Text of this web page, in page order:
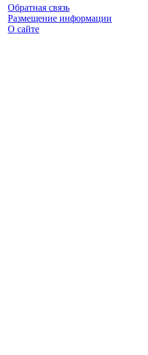
Обратная связь
Размещение информации
О сайте